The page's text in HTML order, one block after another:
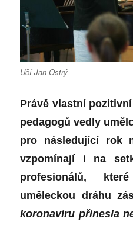
Učí Jan Ostrý
Právě vlastní
pedagogů vedly
pro následující rok
vzpomínají i na
profesionálů,
uměleckou dráhu
koronaviru přinesla